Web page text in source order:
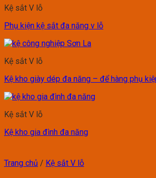
Kệ sắt V lỗ
Phụ kiện kệ sắt đa năng v lỗ
Kệ sắt V lỗ
Kệ kho giày dép đa năng – để hàng phụ
Kệ sắt V lỗ
Kệ kho gia đình đa năng
Trang chủ / Kệ sắt V lỗ